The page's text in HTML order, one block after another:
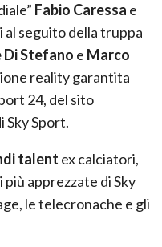
Fabio Caressa e
al seguito della truppa
Di Stefano e Marco
reality garantita
24, del sito
Sky Sport.
talent ex calciatori,
apprezzate di Sky
le telecronache e gli